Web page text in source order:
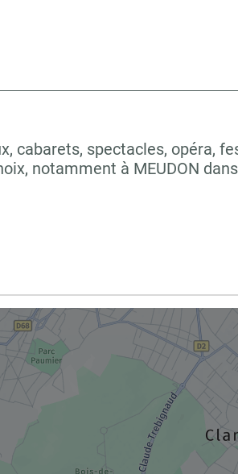
cabarets, spectacles, opéra,
notamment à MEUDON